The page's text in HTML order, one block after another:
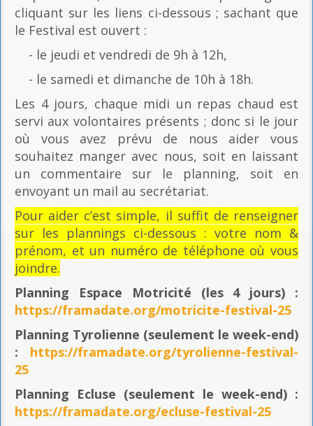
cliquant sur les liens ci-dessous ; sachant que
le Festival est ouvert :
- le jeudi et vendredi de 9h à 12h,
- le samedi et dimanche de 10h à 18h.
Les 4 jours, chaque midi un repas chaud est
servi aux volontaires présents ; donc si le jour
où vous avez prévu de nous aider vous
souhaitez manger avec nous, soit en laissant
un commentaire sur le planning, soit en
envoyant un mail au secrétariat.
Pour aider c’est simple, il suffit de renseigner
sur les plannings ci-dessous : votre nom &
prénom, et un numéro de téléphone où vous
joindre.
Planning Espace Motricité (les 4 jours) :
https://framadate.org/motricite-festival-25
Planning Tyrolienne (seulement le week-end)
: https://framadate.org/tyrolienne-festival-
25
Planning Ecluse (seulement le week-end) :
https://framadate.org/ecluse-festival-25